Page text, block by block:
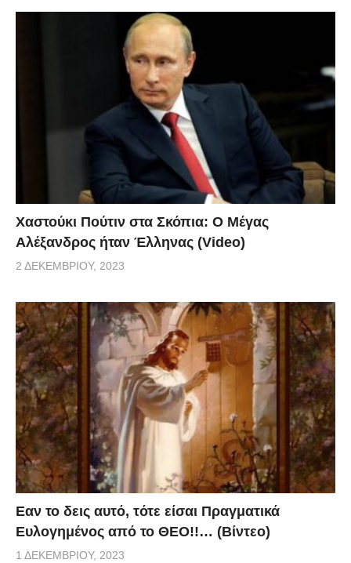
Χαστούκι Πούτιν στα Σκόπια: Ο Μέγας
Αλέξανδρος ήταν Έλληνας (Video)
2 ΔΕΚΕΜΒΡΊΟΥ, 2023
Eαν το δεις αυτό, τότε είσαι Πραγματικά
Ευλογημένος από το ΘΕΟ!!… (Βίντεο)
1 ΔΕΚΕΜΒΡΊΟΥ, 2023